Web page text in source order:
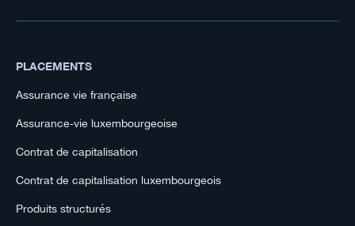
PLACEMENTS
Assurance vie française
Assurance-vie luxembourgeoise
Contrat de capitalisation
Contrat de capitalisation luxembourgeois
Produits structurés